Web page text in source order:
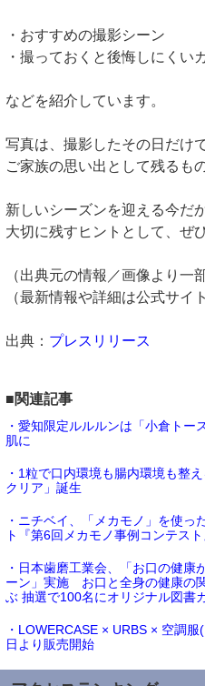
・おすすめの撮影シーン
・撮っておくと後悔しにくい
などを紹介しています。
写真は、撮影したその日だけ
ご家族の思い出として残るも
新しいシーズンを迎える今だ
大切に残すヒントとして、ぜ
（出典元の情報／画像より一
（最新情報や詳細は公式サイ
出典： プレスリリース
■関連記事
・愛知限定ルルルンは「小倉トー
肌に
・1粒で口内環境も腸内環境も整
クリア」誕生
・ニチベイ、「メカモノ」を使っ
ト『第6回メカモノ事例コンテス
・日本歯磨工業会、「お口の健
ーン」実施 お口と全身の健康の
ぶ 抽選で100名にオリジナル図書
・LOWERCASE × URBS × 空調
日より販売開始